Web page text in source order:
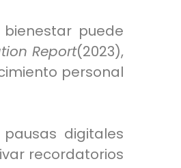
puede
Report(2023),
personal
digitales
recordatorios